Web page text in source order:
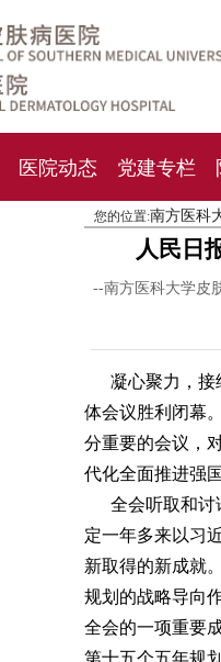
医院动态 党建专栏
就诊指南 人才
您的位置:南方医科
人民日
--南方医科大学皮
凝心聚力，接
体会议胜利闭幕
分重要的会议，
代化全面推进强
全会听取和
定一年多来以习
新取得的新成就
规划的战略导向
全会的一项重要
第十五个五年规